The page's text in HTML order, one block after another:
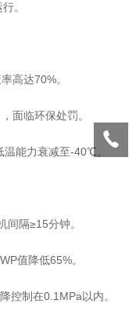
。
高达70%。
面临环保处罚。
能力衰减至-40℃。
隔≥15分钟。
值降低65%。
制在0.1MPa以内。